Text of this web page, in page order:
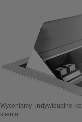
Wyceniamy indywidualne
klienta.